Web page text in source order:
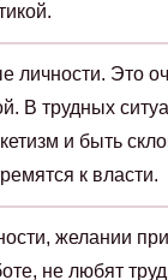
личности. Это
В трудных
и быть
к власти.
желании
не любят